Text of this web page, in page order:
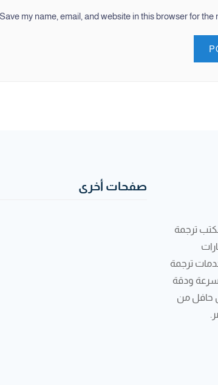
Save my name, email, and website in this browser for the
ترجمة
ترجمة
من 50 لغة، بسرعة ودقة
حافل من
صفحات أخرى